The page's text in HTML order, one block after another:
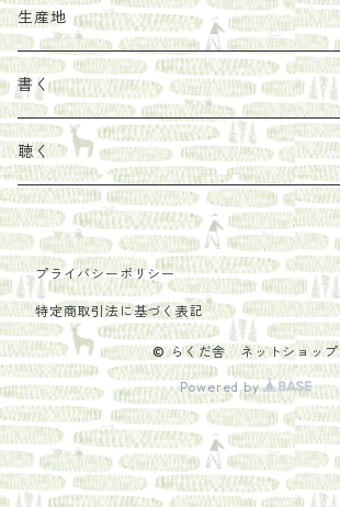
マスコバド糖
しょうがパウダー
野菜・果物
新しょうが
レモン
馬目隆宏
絵
タンブラー
らくだ舎出帆室の参考本など
新刊では販売しづらくなった本を巡らせて
古本や自由価格本から探す
mario books
タイドラー
Sakumag
地下BOOKS
疋田千里
PHILOSOPHIA
椋本悠哉
AIT PRESS
海外出版社
古本
あ行
明石書店
赤々舎
亜紀書房
あさやけ出版
朝日出版社
か行
偕成社
笠間書院
柏書房
KADOKAWA
さ行
里山社
左右社
猿江商會
た行
大和書房
田畑書店
な行
夏葉社
は行
ギフトセット
カレンダー
カップ
ステッカー
生産地
色川
そこそこ農園
農家民泊JUGEM
だものみち
安田農園
フィリピン
パレスチナ
インドネシア
メキシコ
書く
カムワッカ
らくだ舎
ポストカード
聴く
里
COLECTIVO ALTEPE
プライバシーポリシー
特定商取引法に基づく表記
© らくだ舎 ネットショップ
Powered by